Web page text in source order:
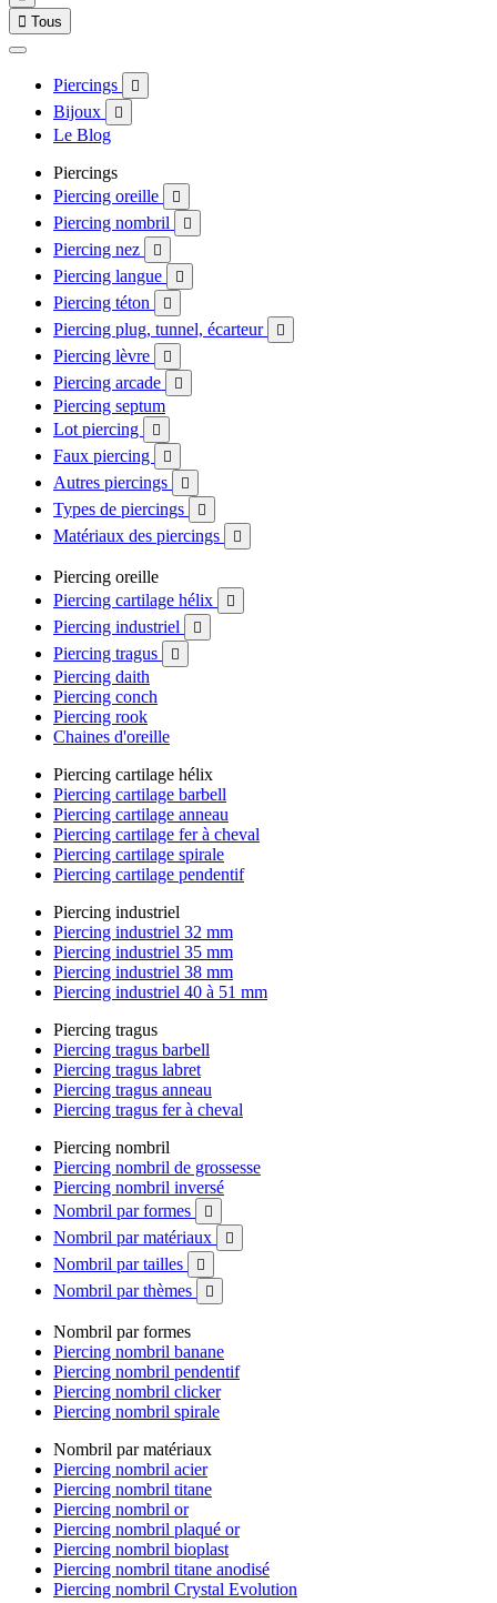
 Tous
Piercings 
Bijoux 
Le Blog
Piercings
Piercing oreille

Piercing nombril 
Piercing nez 
Piercing langue 
Piercing téton 
Piercing plug, tunnel, écarteur 
Piercing lèvre 
Piercing arcade 
Piercing septum
Lot piercing

Faux piercing 
Autres piercings 
Types de piercings 
Matériaux des piercings 
Piercing oreille
Piercing cartilage hélix

Piercing industriel 
Piercing tragus 
Piercing daith
Piercing conch
Piercing rook
Chaines d'oreille
Piercing cartilage hélix
Piercing cartilage barbell
Piercing cartilage anneau
Piercing cartilage fer à cheval
Piercing cartilage spirale
Piercing cartilage pendentif
Piercing industriel
Piercing industriel 32 mm
Piercing industriel 35 mm
Piercing industriel 38 mm
Piercing industriel 40 à 51 mm
Piercing tragus
Piercing tragus barbell
Piercing tragus labret
Piercing tragus anneau
Piercing tragus fer à cheval
Piercing nombril
Piercing nombril de grossesse
Piercing nombril inversé
Nombril par formes

Nombril par matériaux 
Nombril par tailles 
Nombril par thèmes 
Nombril par formes
Piercing nombril banane
Piercing nombril pendentif
Piercing nombril clicker
Piercing nombril spirale
Nombril par matériaux
Piercing nombril acier
Piercing nombril titane
Piercing nombril or
Piercing nombril plaqué or
Piercing nombril bioplast
Piercing nombril titane anodisé
Piercing nombril Crystal Evolution